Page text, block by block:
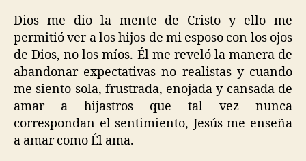
Dios me dio la mente de Cristo y ello me
permitió ver a los hijos de mi esposo con los ojos
de Dios, no los míos. Él me reveló la manera de
abandonar expectativas no realistas y cuando
me siento sola, frustrada, enojada y cansada de
amar a hijastros que tal vez nunca
correspondan el sentimiento, Jesús me enseña
a amar como Él ama.